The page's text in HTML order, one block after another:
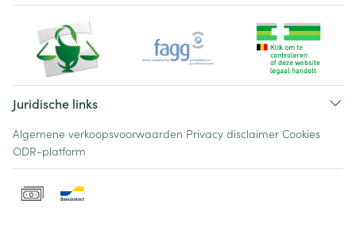
Juridische links
Algemene verkoopsvoorwaarden Privacy disclaimer Cookies
ODR-platform